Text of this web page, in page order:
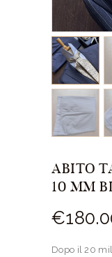
ABITO
10 MM
€180.
Dopo il 20